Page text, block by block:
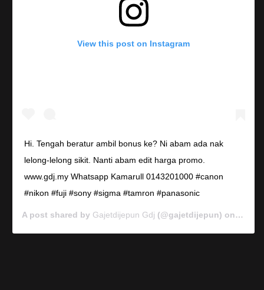
View this post on Instagram
Hi. Tengah beratur ambil bonus ke? Ni abam ada nak
lelong-lelong sikit. Nanti abam edit harga promo.
www.gdj.my Whatsapp Kamarull 0143201000 #canon
#nikon #fuji #sony #sigma #tamron #panasonic
A post shared by Gajetdijepun Gdj (@gajetdijepun) on Jan 7,